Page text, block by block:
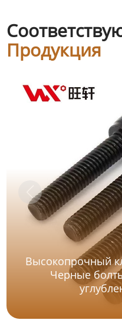
Продукция
Высокопрочный
Черные